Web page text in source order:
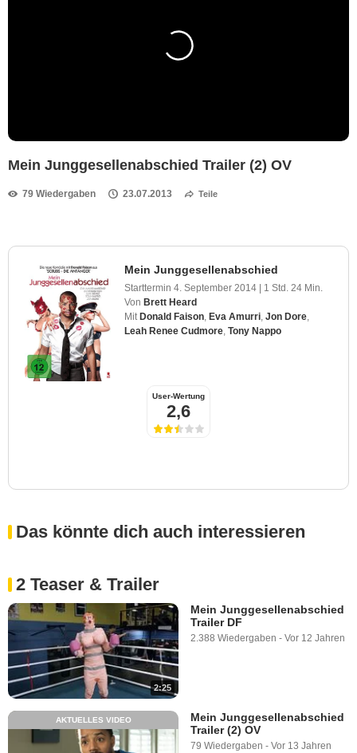
Mein Junggesellenabschied Trailer (2) OV
79 Wiedergaben 23.07.2013 Teile
Mein Junggesellenabschied
Starttermin 4. September 2014 | 1 Std. 24 Min.
Von Brett Heard
Mit Donald Faison Eva Amurri Jon Dore
Leah Renee Cudmore Tony Nappo
User-Wertung
2,6
Das könnte dich auch interessieren
2 Teaser & Trailer
2:25
Mein Junggesellenabschied
Trailer DF
2.388 Wiedergaben - Vor 12 Jahren
AKTUELLES VIDEO
Mein Junggesellenabschied
Trailer (2) OV
79 Wiedergaben - Vor 13 Jahren